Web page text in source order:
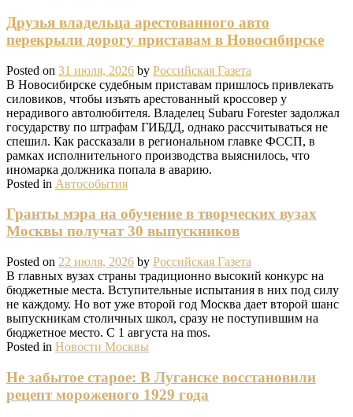
Друзья владельца арестованного авто
перекрыли дорогу приставам в Новосибирске
Posted on 31 июля, 2026 by Российская Газета
В Новосибирске судебным приставам пришлось привлекать
силовиков, чтобы изъять арестованный кроссовер у
нерадивого автолюбителя. Владелец Subaru Forester задолжал
государству по штрафам ГИБДД, однако рассчитываться не
спешил. Как рассказали в региональном главке ФССП, в
рамках исполнительного производства выяснилось, что
иномарка должника попала в аварию.
Posted in Автособытия
Гранты мэра на обучение в творческих вузах
Москвы получат 30 выпускников
Posted on 22 июля, 2026 by Российская Газета
В главных вузах страны традиционно высокий конкурс на
бюджетные места. Вступительные испытания в них под силу
не каждому. Но вот уже второй год Москва дает второй шанс
выпускникам столичных школ, сразу не поступившим на
бюджетное место. С 1 августа на mos.
Posted in Новости Москвы
Не забытое старое: В Луганске восстановили
рецепт мороженого 1929 года